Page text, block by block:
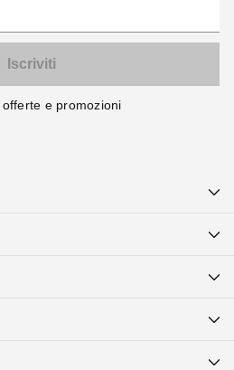
e promozioni